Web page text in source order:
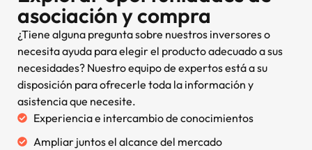
asociación y compra
¿Tiene alguna pregunta sobre nuestros inversores o
necesita ayuda para elegir el producto adecuado a sus
necesidades? Nuestro equipo de expertos está a su
disposición para ofrecerle toda la información y
asistencia que necesite.
Experiencia e intercambio de conocimientos
Ampliar juntos el alcance del mercado